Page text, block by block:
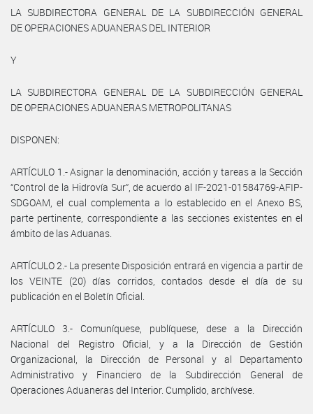
LA SUBDIRECTORA GENERAL DE LA SUBDIRECCIÓN GENERAL
DE OPERACIONES ADUANERAS DEL INTERIOR
Y
LA SUBDIRECTORA GENERAL DE LA SUBDIRECCIÓN GENERAL
DE OPERACIONES ADUANERAS METROPOLITANAS
DISPONEN:
ARTÍCULO 1.- Asignar la denominación, acción y tareas a la Sección
“Control de la Hidrovía Sur”, de acuerdo al IF-2021-01584769-AFIP-
SDGOAM, el cual complementa a lo establecido en el Anexo BS,
parte pertinente, correspondiente a las secciones existentes en el
ámbito de las Aduanas.
ARTÍCULO 2.- La presente Disposición entrará en vigencia a partir de
los VEINTE (20) días corridos, contados desde el día de su
publicación en el Boletín Oficial.
ARTÍCULO 3.- Comuníquese, publíquese, dese a la Dirección
Nacional del Registro Oficial, y a la Dirección de Gestión
Organizacional, la Dirección de Personal y al Departamento
Administrativo y Financiero de la Subdirección General de
Operaciones Aduaneras del Interior. Cumplido, archívese.